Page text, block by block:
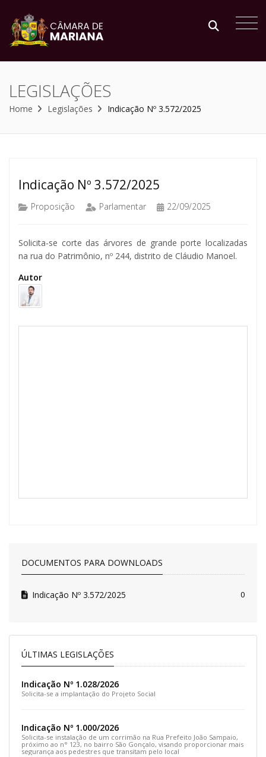
LEGISLAÇÕES
Home Legislações Indicação Nº 3.572/2025
Indicação Nº 3.572/2025
Proposição Parlamentar 22/09/2025
Solicita-se corte das árvores de grande porte localizadas
na rua do Patrimônio, nº 244, distrito de Cláudio Manoel.
Autor
DOCUMENTOS PARA DOWNLOADS
Indicação Nº 3.572/2025 0
ÚLTIMAS LEGISLAÇÕES
Indicação Nº 1.028/2026
Solicita-se a implantação do Projeto Social
Indicação Nº 1.000/2026
Solicita-se instalação de um corrimão na Rua Prefeito João Sampaio,
próximo ao n° 123, no bairro São Gonçalo, visando proporcionar mais
segurança aos pedestres que transitam pelo local